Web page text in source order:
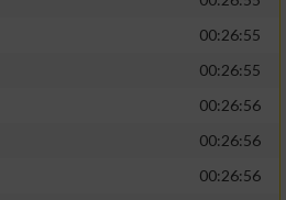
00:26:55
00:26:55
00:26:56
00:26:56
00:26:56